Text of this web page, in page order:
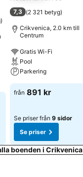
)
7,3 (2 321 betyg)
Crikvenica, 2.0 km till
Centrum
Gratis Wi-Fi
Pool
Parkering
från 891 kr
Se priser från 9 sidor
Se priser
boenden i Crikvenica